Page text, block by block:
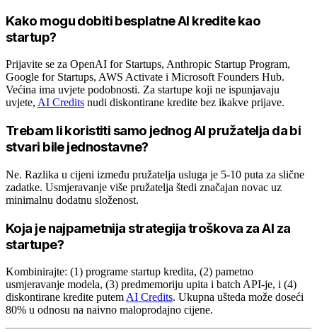
Kako mogu dobiti besplatne AI kredite kao
startup?
Prijavite se za OpenAI for Startups, Anthropic Startup Program,
Google for Startups, AWS Activate i Microsoft Founders Hub.
Većina ima uvjete podobnosti. Za startupe koji ne ispunjavaju
uvjete, AI Credits nudi diskontirane kredite bez ikakve prijave.
Trebam li koristiti samo jednog AI pružatelja da bi
stvari bile jednostavne?
Ne. Razlika u cijeni između pružatelja usluga je 5-10 puta za slične
zadatke. Usmjeravanje više pružatelja štedi značajan novac uz
minimalnu dodatnu složenost.
Koja je najpametnija strategija troškova za AI za
startupe?
Kombinirajte: (1) programe startup kredita, (2) pametno
usmjeravanje modela, (3) predmemoriju upita i batch API-je, i (4)
diskontirane kredite putem AI Credits. Ukupna ušteda može doseći
80% u odnosu na naivno maloprodajno cijene.